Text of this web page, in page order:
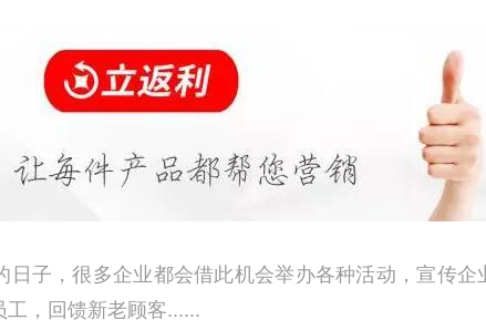
日子，很多企业都会借此机会举办各种活动，宣传企
，回馈新老顾客......